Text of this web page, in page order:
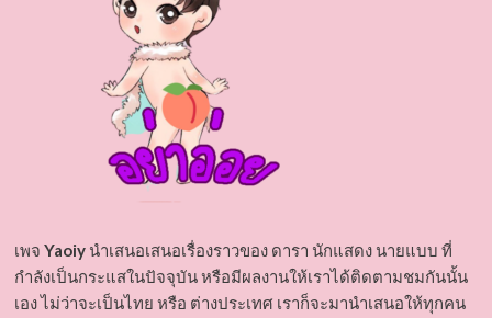
เพจ Yaoiyนำเสนอเสนอเรื่องราวของ ดารา นักแสดง นายแบบ ที่
กำลังเป็นกระแสในปัจจุบัน หรือมีผลงานให้เราได้ติดตามชมกันนั้น
เอง ไม่ว่าจะเป็นไทย หรือ ต่างประเทศ เราก็จะมานำเสนอให้ทุกคน